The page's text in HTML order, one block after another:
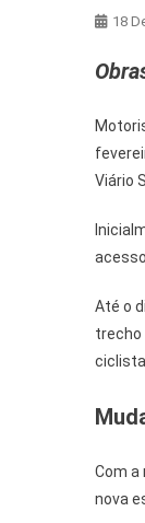
18
Viário
Até o
trecho
Com a
nova